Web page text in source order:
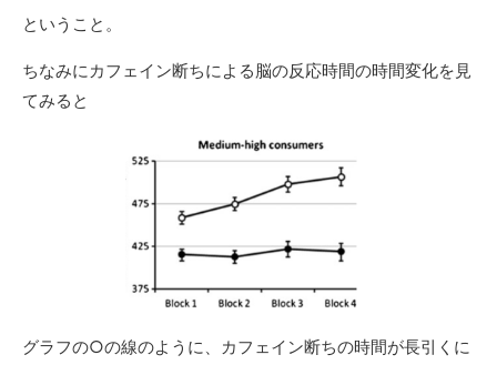
ということ。
ちなみにカフェイン断ちによる脳の反応時間の時間変化を見
てみると
グラフの○の線のように、カフェイン断ちの時間が長引くに